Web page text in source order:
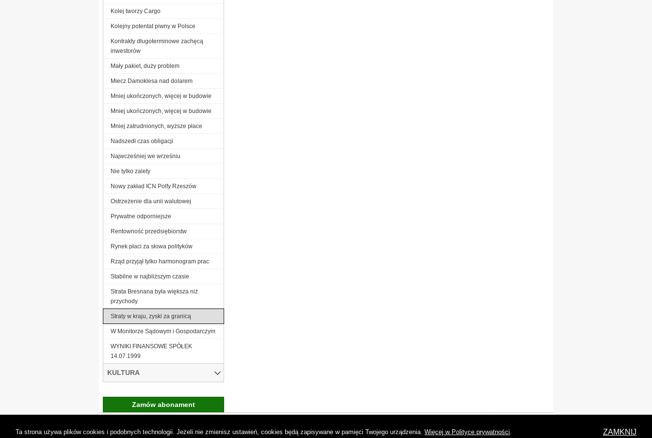
Kolej tworzy Cargo
Kolejny potentat piwny w Polsce
Kontrakty długoterminowe zachęcą
inwestorów
Mały pakiet, duży problem
Miecz Damoklesa nad dolarem
Mniej ukończonych, więcej w budowie
Mniej ukończonych, więcej w budowie
Mniej zatrudnionych, wyższe płace
Nadszedł czas obligacji
Najwcześniej we wrześniu
Nie tylko zalety
Nowy zakład ICN Polfy Rzeszów
Ostrzeżenie dla unii walutowej
Prywatne odporniejsze
Rentowność przedsiębiorstw
Rynek płaci za słowa polityków
Rząd przyjął tylko harmonogram prac
Stabilne w najbliższym czasie
Strata Bresnana była większa niż
przychody
Straty w kraju, zyski za granicą
W Monitorze Sądowym i Gospodarczym
WYNIKI FINANSOWE SPÓŁEK
14.07.1999
KULTURA
Zamów abonament
Ta strona używa plików cookies i podobnych technologii. Jeżeli nie zmienisz ustawień, cookies będą zapisywane w pamięci Twojego urządzenia. Więcej w Polityce prywatności. ZAMKNIJ